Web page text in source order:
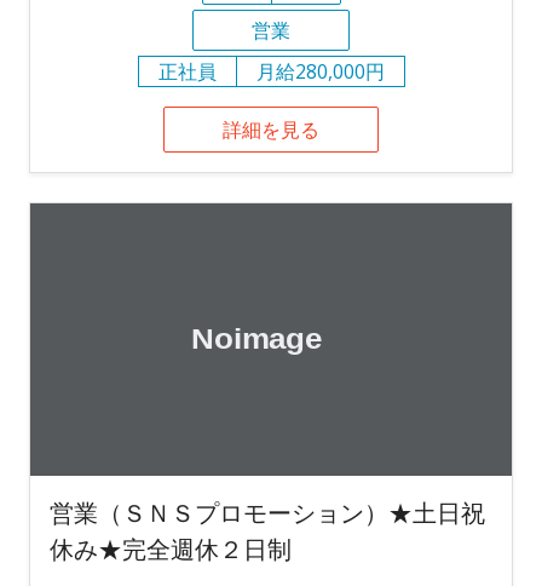
営業
正社員
月給280,000円
詳細を見る
営業（ＳＮＳプロモーション）★土日祝
休み★完全週休２日制